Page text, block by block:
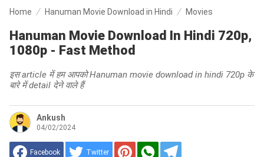
Home Hanuman Movie Download in Hindi Movies
Hanuman Movie Download In Hindi 720p,
1080p - Fast Method
इस article में हम आपको Hanuman movie download in hindi 720p के
बारे में detail देने वाले हैं
Ankush
04/02/2024
Facebook Twitter